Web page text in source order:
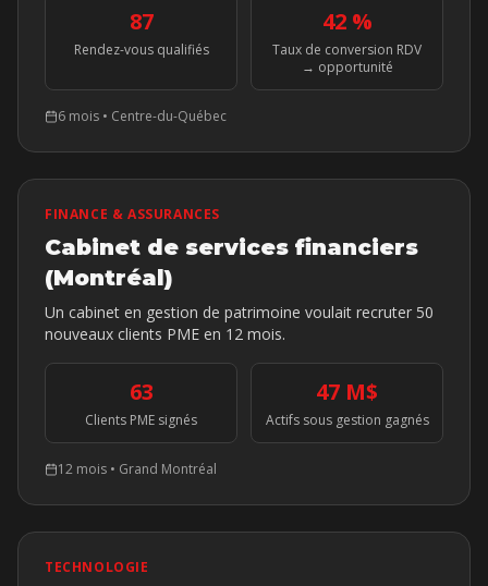
87
Rendez-vous qualifiés
42 %
Taux de conversion RDV
→ opportunité
6 mois • Centre-du-Québec
FINANCE & ASSURANCES
Cabinet de services financiers
(Montréal)
Un cabinet en gestion de patrimoine voulait recruter 50
nouveaux clients PME en 12 mois.
63
Clients PME signés
47 M$
Actifs sous gestion gagnés
12 mois • Grand Montréal
TECHNOLOGIE